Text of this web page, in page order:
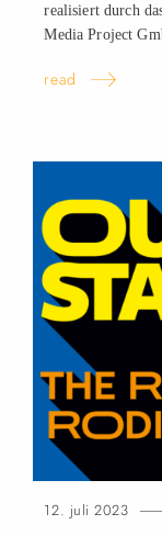
realisiert durch
Media Project
read
12. juli 2023